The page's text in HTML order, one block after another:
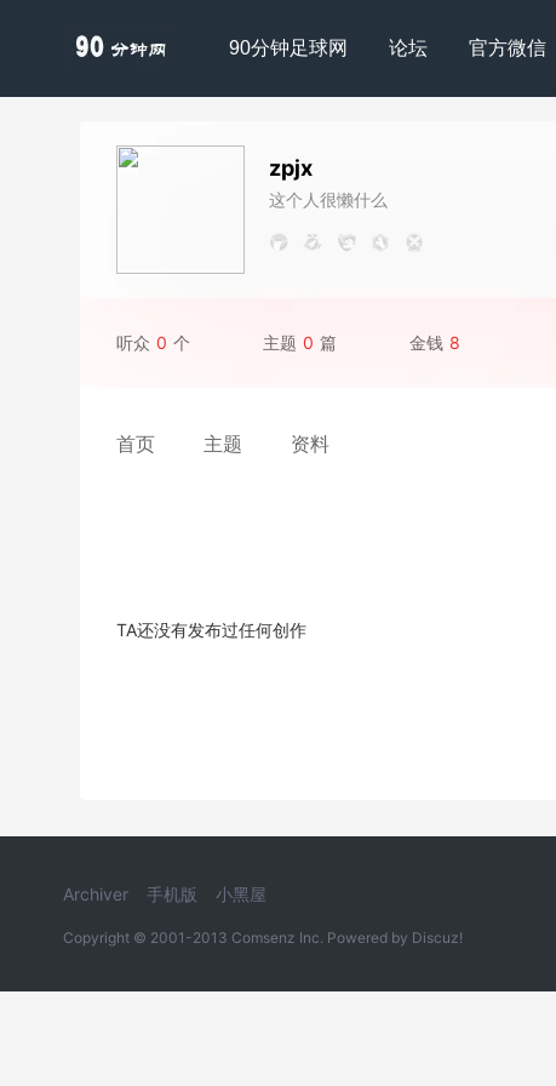
90分钟足球网 论坛 官方微信
zpjx
这个人很懒什么
听众 0 个 主题 0 篇 金钱 8
首页 主题 资料
TA还没有发布过任何创作
Archiver 手机版 小黑屋
Copyright © 2001-2013 Comsenz Inc. Powered by Discuz!